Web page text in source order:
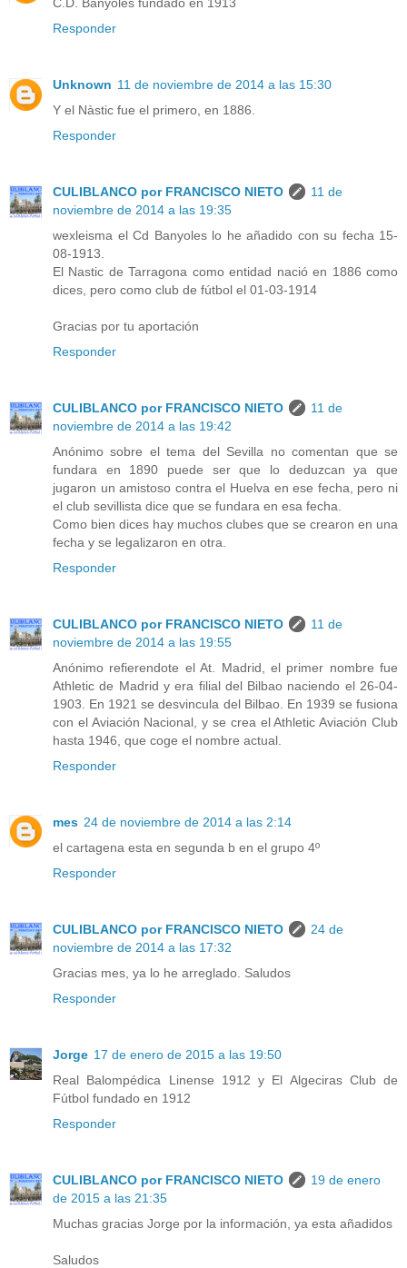
Responder
Unknown 11 de noviembre de 2014 a las 15:30
Y el Nàstic fue el primero, en 1886.
Responder
CULIBLANCO por FRANCISCO NIETO
11 de
noviembre de 2014 a las 19:35
wexleisma el Cd Banyoles lo he añadido con su fecha 15-
08-1913.
El Nastic de Tarragona como entidad nació en 1886 como
dices, pero como club de fútbol el 01-03-1914
Gracias por tu aportación
Responder
CULIBLANCO por FRANCISCO NIETO
11 de
noviembre de 2014 a las 19:42
Anónimo sobre el tema del Sevilla no comentan que se
fundara en 1890 puede ser que lo deduzcan ya que
jugaron un amistoso contra el Huelva en ese fecha, pero ni
el club sevillista dice que se fundara en esa fecha.
Como bien dices hay muchos clubes que se crearon en una
fecha y se legalizaron en otra.
Responder
CULIBLANCO por FRANCISCO NIETO
11 de
noviembre de 2014 a las 19:55
Anónimo refierendote el At. Madrid, el primer nombre fue
Athletic de Madrid y era filial del Bilbao naciendo el 26-04-
1903. En 1921 se desvincula del Bilbao. En 1939 se fusiona
con el Aviación Nacional, y se crea el Athletic Aviación Club
hasta 1946, que coge el nombre actual.
Responder
mes 24 de noviembre de 2014 a las 2:14
el cartagena esta en segunda b en el grupo 4º
Responder
CULIBLANCO por FRANCISCO NIETO
24 de
noviembre de 2014 a las 17:32
Gracias mes, ya lo he arreglado. Saludos
Responder
Jorge 17 de enero de 2015 a las 19:50
Real Balompédica Linense 1912 y El Algeciras Club de
Fútbol fundado en 1912
Responder
CULIBLANCO por FRANCISCO NIETO
19 de enero
de 2015 a las 21:35
Muchas gracias Jorge por la información, ya esta añadidos
Saludos